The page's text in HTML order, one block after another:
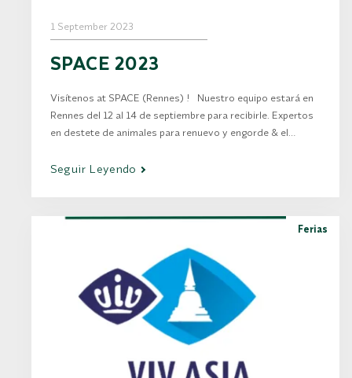
1 September 2023
SPACE 2023
Visítenos at SPACE (Rennes) ! Nuestro equipo estará en
Rennes del 12 al 14 de septiembre para recibirle. Expertos
en destete de animales para renuevo y engorde & el
stand: Pabellón 5 – Stand A20…
Seguir Leyendo
Ferias